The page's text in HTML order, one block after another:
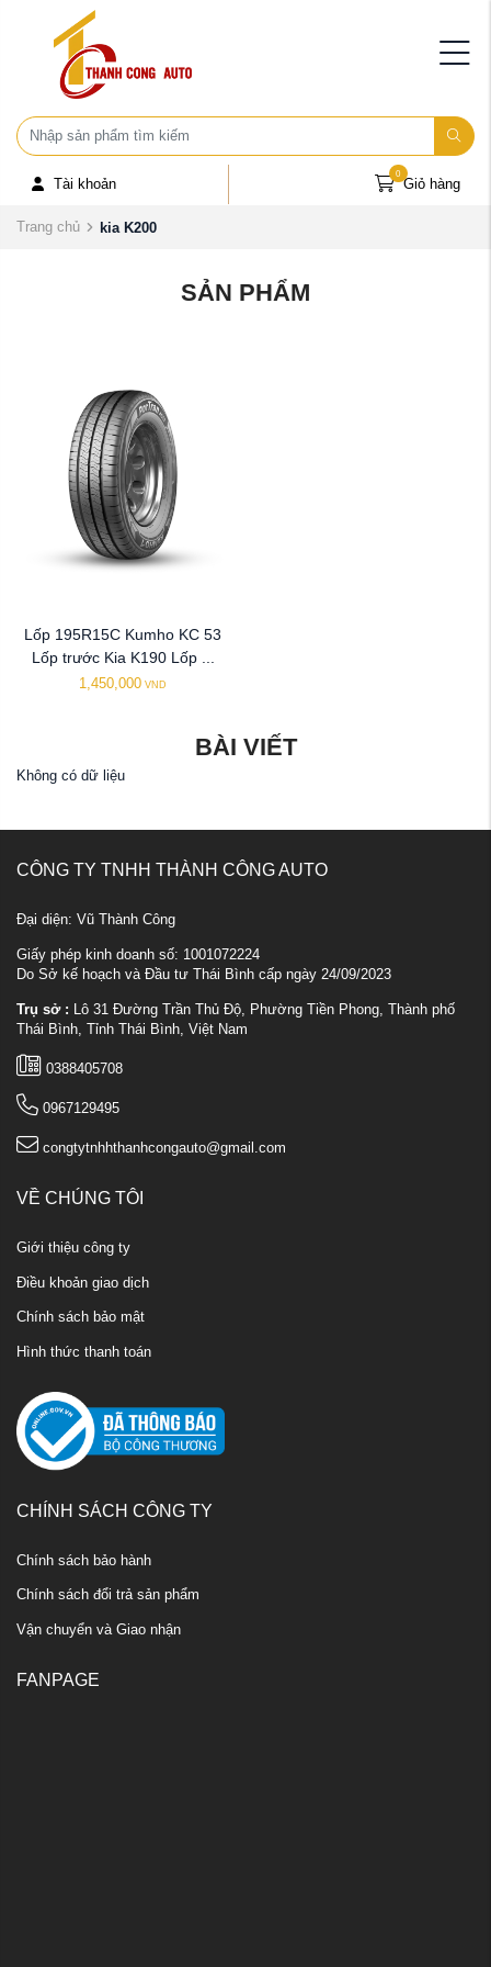
Tài khoản Giỏ hàng
0
Trang chủ kia K200
SẢN PHẨM
Lốp 195R15C Kumho KC 53
Lốp trước Kia K190 Lốp ...
1,450,000 VND
BÀI VIẾT
Không có dữ liệu
CÔNG TY TNHH THÀNH CÔNG AUTO
Đại diện: Vũ Thành Công
Giấy phép kinh doanh số: 1001072224
Do Sở kế hoạch và Đầu tư Thái Bình cấp ngày 24/09/2023
Trụ sở : Lô 31 Đường Trần Thủ Độ, Phường Tiền Phong, Thành phố
Thái Bình, Tỉnh Thái Bình, Việt Nam
0388405708
0967129495
congtytnhhthanhcongauto@gmail.com
VỀ CHÚNG TÔI
Giới thiệu công ty
Điều khoản giao dịch
Chính sách bảo mật
Hình thức thanh toán
CHÍNH SÁCH CÔNG TY
Chính sách bảo hành
Chính sách đổi trả sản phẩm
Vận chuyển và Giao nhận
FANPAGE